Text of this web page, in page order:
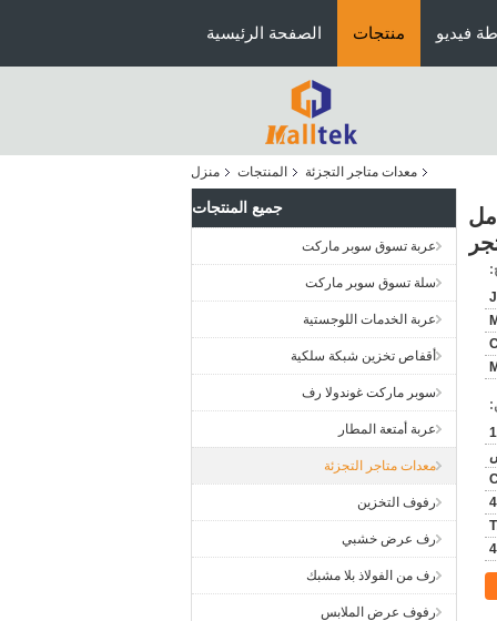
الصفحة الرئيسية منتجات فيديو
منزل المنتجات معدات متاجر التجزئة
جميع المنتجات
عربة تسوق سوبر ماركت
سلة تسوق سوبر ماركت
عربة الخدمات اللوجستية
أقفاص تخزين شبكة سلكية
سوبر ماركت غوندولا رف
عربة أمتعة المطار
معدات متاجر التجزئة
رفوف التخزين
رف عرض خشبي
رف من الفولاذ بلا مشبك
رفوف عرض الملابس